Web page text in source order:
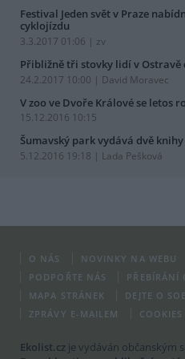
Festival Jeden svět v Praze
cyklojízdu
3.3.2017 01:06 | zv
Přibližně tři stovky lidí v Ostravě
24.2.2017 10:00 | David Moravec
V zoo ve Dvoře Králové se letos
15.12.2016 10:15
Šumavský park vydává dvě
5.12.2016 19:18 | Lada Pešková
O NÁS NOVINKY NA WEBU
PODPOŘTE NÁS
PŘEBÍRÁNÍ
MAPA STRÁNEK
DEJTE O
ZPRÁVY E-MAILEM
COOKIES
Ekolist.cz je vydáván občanským